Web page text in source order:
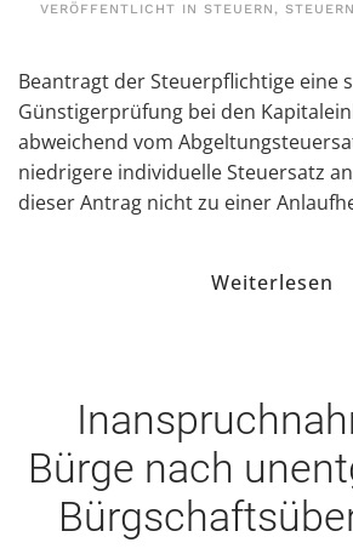
VERÖFFENTLICHT IN STEUERN,
Beantragt der Steuerpflichtige eine
Günstigerprüfung bei den
abweichend vom
niedrigere individuelle Steuersatz
dieser Antrag nicht zu einer
Weiterlesen
Bürge nach